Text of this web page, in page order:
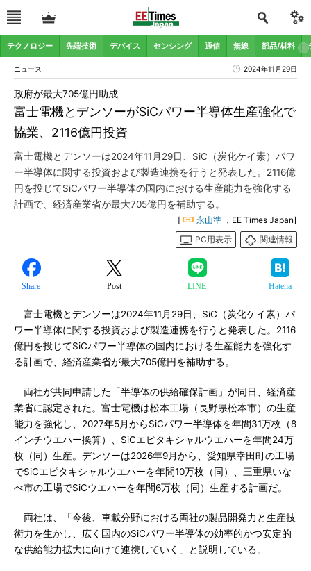
テクノロジー 先端技術 デバイス センシング 通信 無線 部品/材料
ニュース 2024年11月29日
富士電機とデンソーがSiCパワー半導体生産強化で
協業、2116億円投資
政府が最大705億円助成
富士電機とデンソーは2024年11月29日、SiC（炭化ケイ素）パワ
ー半導体に関する投資および製造連携を行うと発表した。2116億
円を投じてSiCパワー半導体の国内における生産能力を強化する
計画で、経済産業省が最大705億円を補助する。
[ 永山準 ，EE Times Japan]
PC用表示
関連情報
Share Post LINE Hatena
富士電機とデンソーは2024年11月29日、SiC（炭化ケイ素）パ
ワー半導体に関する投資および製造連携を行うと発表した。2116
億円を投じてSiCパワー半導体の国内における生産能力を強化す
る計画で、経済産業省が最大705億円を補助する。
両社が共同申請した「半導体の供給確保計画」が同日、経済産
業省に認定された。富士電機は松本工場（長野県松本市）の生産
能力を強化し、2027年5月からSiCパワー半導体を年間31万枚（8
インチウエハー換算）、SiCエピタキシャルウエハーを年間24万
枚（同）生産。デンソーは2026年9月から、愛知県幸田町の工場
でSiCエピタキシャルウエハーを年間10万枚（同）、三重県いな
べ市の工場でSiCウエハーを年間6万枚（同）生産する計画だ。
両社は、「今後、車載分野における両社の製品開発力と生産技
術力を生かし、広く国内のSiCパワー半導体の効率的かつ安定的
な供給能力拡大に向けて連携していく」と説明している。